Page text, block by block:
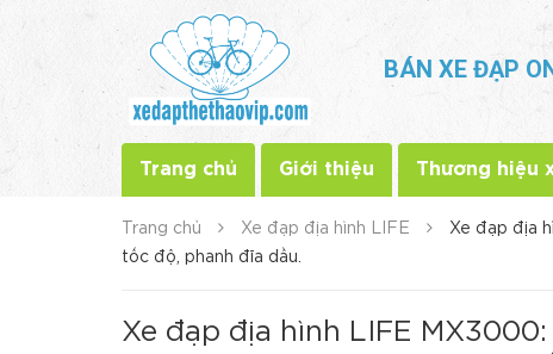
BÁN XE ĐẠP
Trang chủ Giới thiệu Thương hiệu
Trang chủ Xe đạp địa hình LIFE
Xe đạp địa
tốc độ, phanh đĩa dầu.
Xe đạp địa hình LIFE